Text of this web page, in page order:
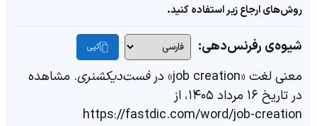
روش‌های ارجاع زیر استفاده کنید.
شیوه‌ی رفرنس‌دهی: کپی
معنی لغت «job creation» در فست‌دیکشنری. مشاهده
در تاریخ ۱۶ مرداد ۱۴۰۵، از
https://fastdic.com/word/job-creation